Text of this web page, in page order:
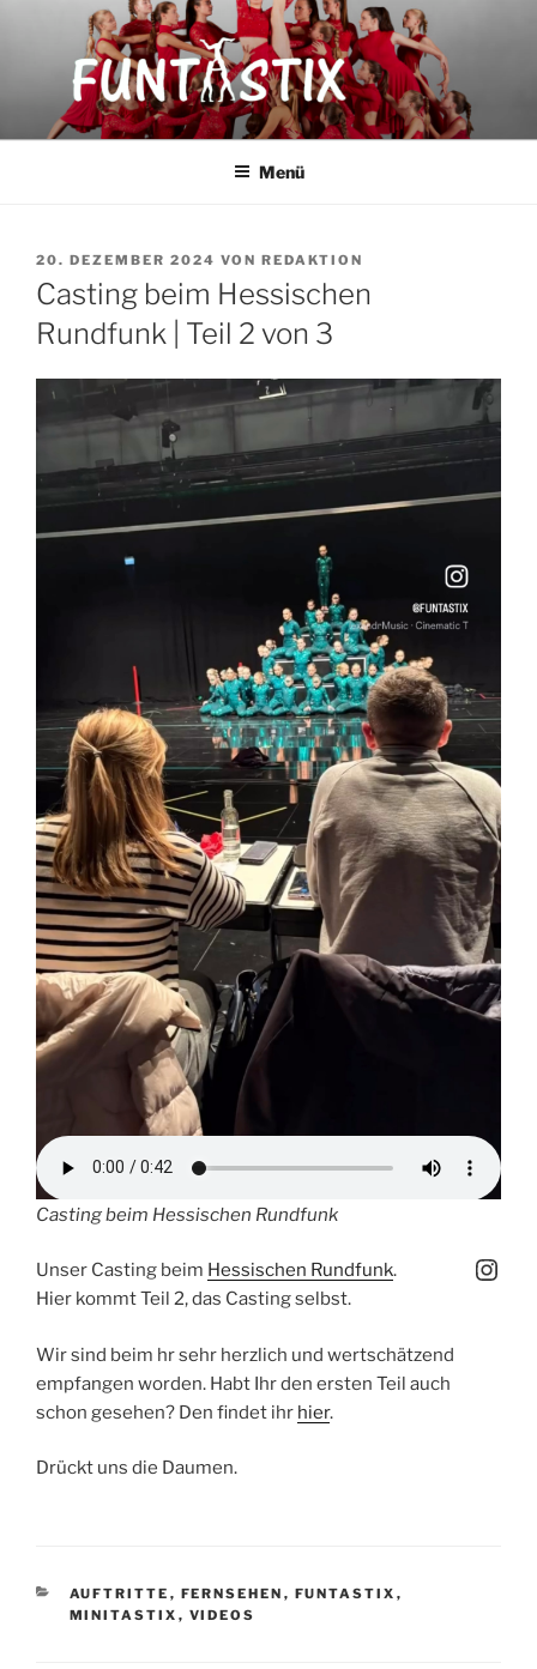
FUNTASTIX
Showakrobatik
Menü
VERÖFFENTLICHT
AM
20. DEZEMBER 2024 VON REDAKTION
Casting beim Hessischen
Rundfunk | Teil 2 von 3
Casting beim Hessischen Rundfunk
Unser Casting beim Hessischen Rundfunk.
Hier kommt Teil 2, das Casting selbst.
Wir sind beim hr sehr herzlich und wertschätzend
empfangen worden. Habt Ihr den ersten Teil auch
schon gesehen? Den findet ihr hier.
Drückt uns die Daumen.
KATEGORIEN
AUFTRITTE , FERNSEHEN , FUNTASTIX ,
MINITASTIX , VIDEOS